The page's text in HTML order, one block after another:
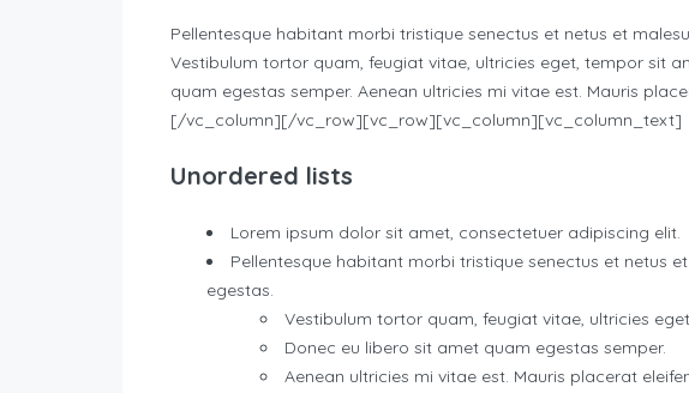
Pellentesque habitant morbi tristique senectus et netus et
Vestibulum tortor quam, feugiat vitae, ultricies eget, tempor sit
quam egestas semper. Aenean ultricies mi vitae est. Mauris
[/vc_column][/vc_row][vc_row][vc_column][vc_column_text]
Unordered lists
Lorem ipsum dolor sit amet, consectetuer adipiscing elit.
Pellentesque habitant morbi tristique senectus et netus
egestas.
Vestibulum tortor quam, feugiat vitae, ultricies
Donec eu libero sit amet quam egestas semper.
Aenean ultricies mi vitae est. Mauris placerat